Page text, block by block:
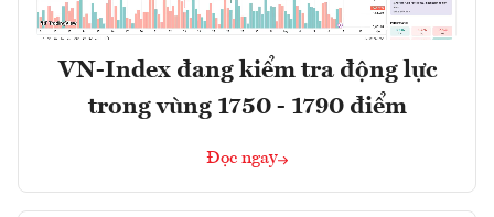
VN-Index đang kiểm tra động lực
trong vùng 1750 - 1790 điểm
Đọc ngay